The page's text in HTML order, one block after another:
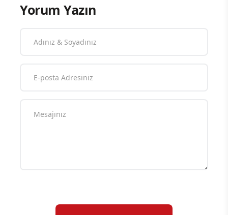
Yorum Yazın